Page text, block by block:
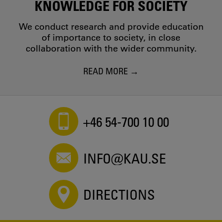
KNOWLEDGE FOR SOCIETY
We conduct research and provide education
of importance to society, in close
collaboration with the wider community.
READ MORE
+46 54-700 10 00
INFO@KAU.SE
DIRECTIONS